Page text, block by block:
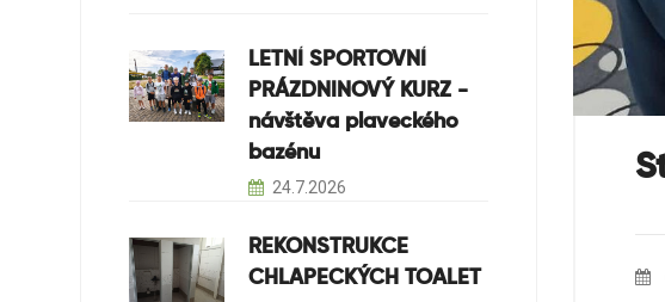
LETNÍ SPORTOVNÍ
PRÁZDNINOVÝ KURZ -
návštěva plaveckého
bazénu
24.7.2026
REKONSTRUKCE
CHLAPECKÝCH TOALET